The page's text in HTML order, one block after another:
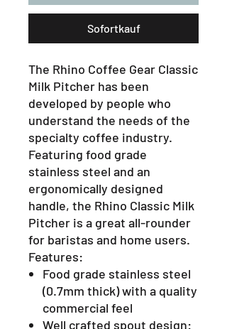
Sofortkauf
The Rhino Coffee Gear Classic
Milk Pitcher has been
developed by people who
understand the needs of the
specialty coffee industry.
Featuring food grade
stainless steel and an
ergonomically designed
handle, the Rhino Classic Milk
Pitcher is a great all-rounder
for baristas and home users.
Features:
Food grade stainless steel
(0.7mm thick) with a quality
commercial feel
Well crafted spout design: